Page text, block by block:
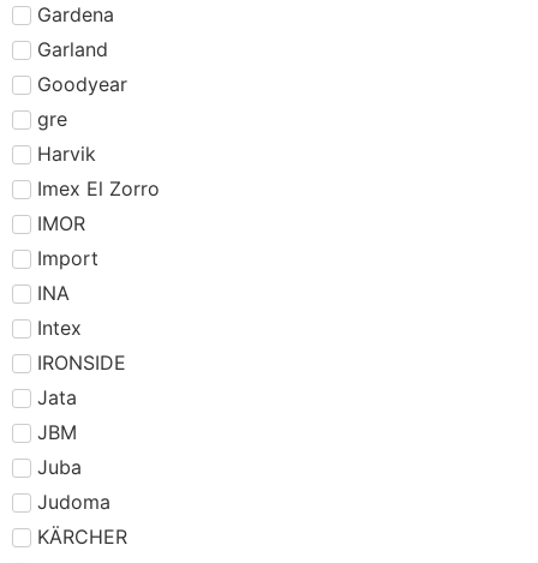
Gardena
Garland
Goodyear
gre
Harvik
Imex El Zorro
IMOR
Import
INA
Intex
IRONSIDE
Jata
JBM
Juba
Judoma
KÄRCHER